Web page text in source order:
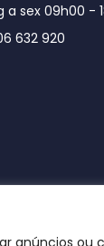
anúncios ou
a sex 09h00 -
632 920